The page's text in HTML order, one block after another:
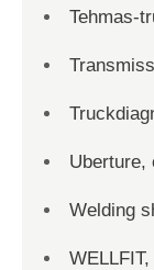
Tehmas-
Uberture,
Welding